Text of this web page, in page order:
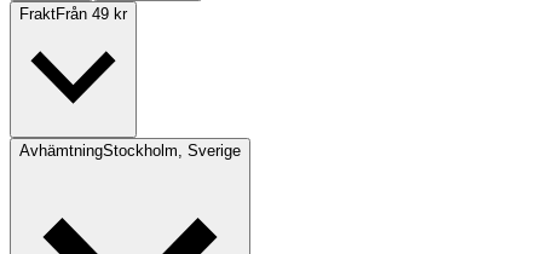
FraktFrån 49 kr
AvhämtningStockholm, Sverige